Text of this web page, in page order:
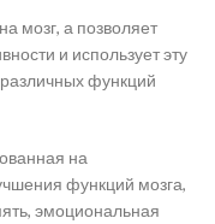
мозг, а позволяет
и использует эту
функций
на
функций мозга,
эмоциональная